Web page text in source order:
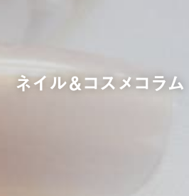
ネイル&コスメコラム